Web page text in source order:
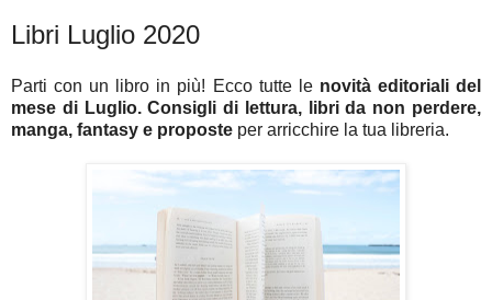
Libri Luglio 2020
Parti con un libro in più! Ecco tutte le novità editoriali del
mese di Luglio. Consigli di lettura, libri da non perdere,
manga, fantasy e proposte per arricchire la tua libreria.